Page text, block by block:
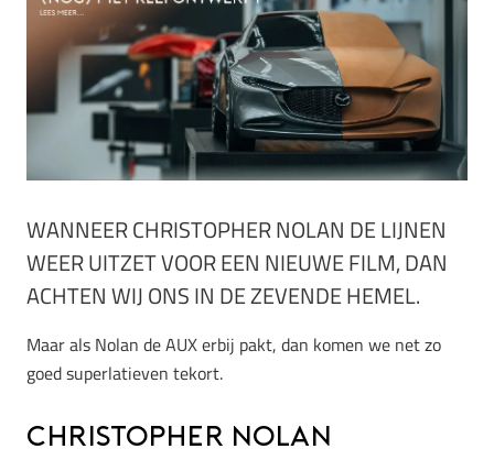
WANNEER CHRISTOPHER NOLAN DE LIJNEN
WEER UITZET VOOR EEN NIEUWE FILM, DAN
ACHTEN WIJ ONS IN DE ZEVENDE HEMEL.
Maar als Nolan de AUX erbij pakt, dan komen we net zo
goed superlatieven tekort.
Christopher Nolan